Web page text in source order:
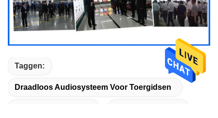
Taggen:
Draadloos Audiosysteem Voor Toergidsen